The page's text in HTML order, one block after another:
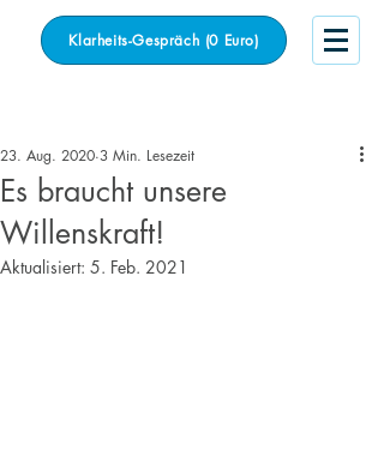
Klarheits-Gespräch (0 Euro)
Es braucht unsere
Willenskraft!
23. Aug. 2020 3 Min. Lesezeit
Aktualisiert: 5. Feb. 2021